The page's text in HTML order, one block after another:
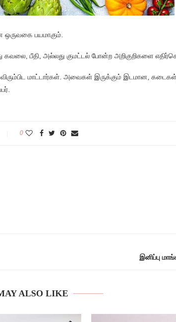
ஒருவகை பயமாகும்.
கவலை, பீதி, அல்லது குமட்டல் போன்ற அறிகுறிகளை
மாட்டார்கள். அவைகள் இருக்கும் இடமான,
0
இனிப்பு
ALSO LIKE